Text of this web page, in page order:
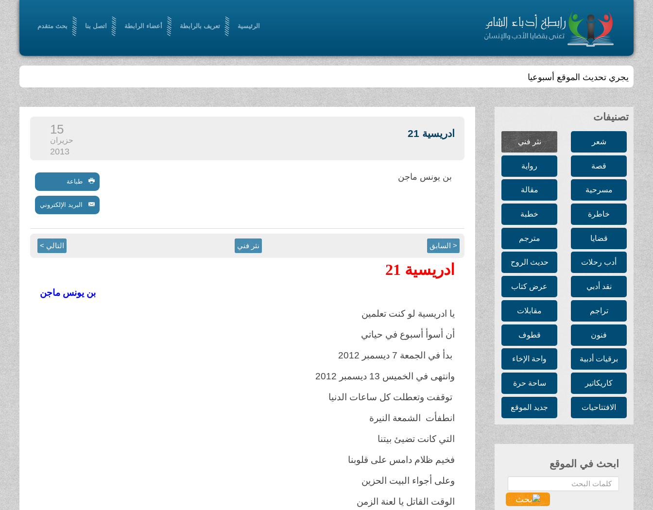
الرئيسية تعريف بالرابطة أعضاء الرابطة اتصل بنا بحث متقدم
يجري تحديث الموقع أسبوعيا
تصنيفات
شعر نثر فني
قصة رواية
مسرحية مقالة
خاطرة خطبة
قضايا مترجم
أدب رحلات حديث الروح
نقد أدبي عرض كتاب
تراجم مقابلات
فنون قطوف
برقيات أدبية واحة الإخاء
كاريكاتير ساحة حرة
الافتتاحيات جديد الموقع
ابحث في الموقع
البحث...
ادريسية 21 15
حزيران
2013
بن يونس ماجن طباعة
البريد الإلكتروني
< السابق نثر فني التالي >
ادريسية 21
بن يونس ماجن
يا ادريسية لو كنت تعلمين
أن أسوأ أسبوع في حياتي
بدأ في الجمعة 7 ديسمبر 2012
وانتهى في الخميس 13 ديسمبر 2012
توقفت وتعطلت كل ساعات الدنيا
انطفأت الشمعة النيرة
التي كانت تضيئ بيتنا
فخيم ظلام دامس على قلوبنا
وعلى أجواء البيت الحزين
الوقت القاتل يا لعنة الزمن